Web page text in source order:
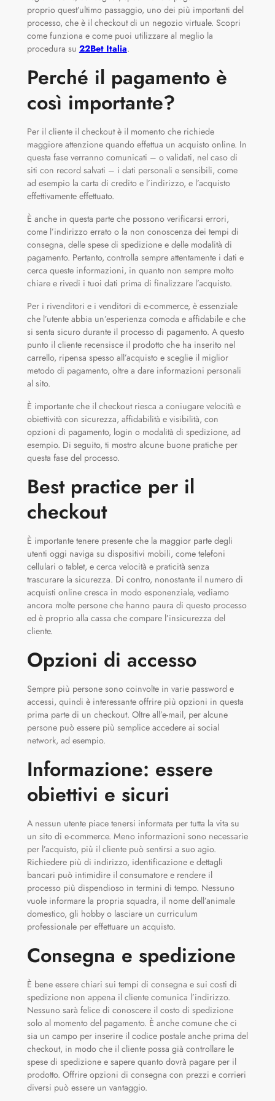
proprio quest’ultimo passaggio, uno dei più importanti del
processo, che è il checkout di un negozio virtuale. Scopri
come funziona e come puoi utilizzare al meglio la
procedura su 22Bet Italia.
Perché il pagamento è
così importante?
Per il cliente il checkout è il momento che richiede
maggiore attenzione quando effettua un acquisto online. In
questa fase verranno comunicati – o validati, nel caso di
siti con record salvati – i dati personali e sensibili, come
ad esempio la carta di credito e l’indirizzo, e l’acquisto
effettivamente effettuato.
È anche in questa parte che possono verificarsi errori,
come l’indirizzo errato o la non conoscenza dei tempi di
consegna, delle spese di spedizione e delle modalità di
pagamento. Pertanto, controlla sempre attentamente i dati e
cerca queste informazioni, in quanto non sempre molto
chiare e rivedi i tuoi dati prima di finalizzare l’acquisto.
Per i rivenditori e i venditori di e-commerce, è essenziale
che l’utente abbia un’esperienza comoda e affidabile e che
si senta sicuro durante il processo di pagamento. A questo
punto il cliente recensisce il prodotto che ha inserito nel
carrello, ripensa spesso all’acquisto e sceglie il miglior
metodo di pagamento, oltre a dare informazioni personali
al sito.
È importante che il checkout riesca a coniugare velocità e
obiettività con sicurezza, affidabilità e visibilità, con
opzioni di pagamento, login o modalità di spedizione, ad
esempio. Di seguito, ti mostro alcune buone pratiche per
questa fase del processo.
Best practice per il
checkout
È importante tenere presente che la maggior parte degli
utenti oggi naviga su dispositivi mobili, come telefoni
cellulari o tablet, e cerca velocità e praticità senza
trascurare la sicurezza. Di contro, nonostante il numero di
acquisti online cresca in modo esponenziale, vediamo
ancora molte persone che hanno paura di questo processo
ed è proprio alla cassa che compare l’insicurezza del
cliente.
Opzioni di accesso
Sempre più persone sono coinvolte in varie password e
accessi, quindi è interessante offrire più opzioni in questa
prima parte di un checkout. Oltre all’e-mail, per alcune
persone può essere più semplice accedere ai social
network, ad esempio.
Informazione: essere
obiettivi e sicuri
A nessun utente piace tenersi informata per tutta la vita su
un sito di e-commerce. Meno informazioni sono necessarie
per l’acquisto, più il cliente può sentirsi a suo agio.
Richiedere più di indirizzo, identificazione e dettagli
bancari può intimidire il consumatore e rendere il
processo più dispendioso in termini di tempo. Nessuno
vuole informare la propria squadra, il nome dell’animale
domestico, gli hobby o lasciare un curriculum
professionale per effettuare un acquisto.
Consegna e spedizione
È bene essere chiari sui tempi di consegna e sui costi di
spedizione non appena il cliente comunica l’indirizzo.
Nessuno sarà felice di conoscere il costo di spedizione
solo al momento del pagamento. È anche comune che ci
sia un campo per inserire il codice postale anche prima del
checkout, in modo che il cliente possa già controllare le
spese di spedizione e sapere quanto dovrà pagare per il
prodotto. Offrire opzioni di consegna con prezzi e corrieri
diversi può essere un vantaggio.